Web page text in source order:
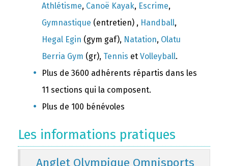
Athlétisme, Canoë Kayak, Escrime,
Gymnastique (entretien) , Handball,
Hegal Egin (gym gaf), Natation, Olatu
Berria Gym (gr), Tennis et Volleyball.
Plus de 3600 adhérents répartis dans les
11 sections qui la composent.
Plus de 100 bénévoles
Les informations pratiques
Anglet Olympique Omnisports